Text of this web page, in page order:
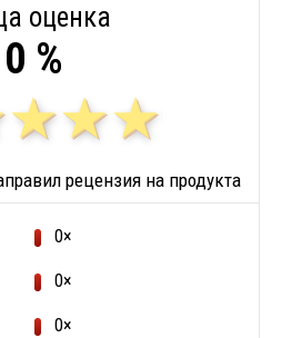
оценка
0 %
рецензия на продукта
0×
0×
0×